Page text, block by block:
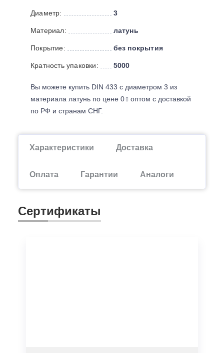
Диаметр: 3
Материал: латунь
Покрытие: без покрытия
Кратность упаковки: 5000
Вы можете купить DIN 433 с диаметром 3 из
материала латунь по цене 0
оптом с доставкой
по РФ и странам СНГ.
Характеристики Доставка
Оплата Гарантии Аналоги
Сертификаты